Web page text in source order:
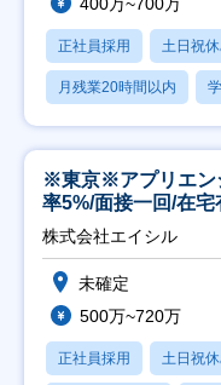
正社員採用 土日祝
月残業20時間以内
※東京※アプリエン
率5%/面接一回/在宅
株式会社エイシル
未確定
500万~720万
正社員採用 土日祝